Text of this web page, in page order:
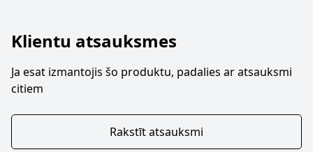
Klientu atsauksmes
Ja esat izmantojis šo produktu, padalies ar atsauksmi
citiem
Rakstīt atsauksmi